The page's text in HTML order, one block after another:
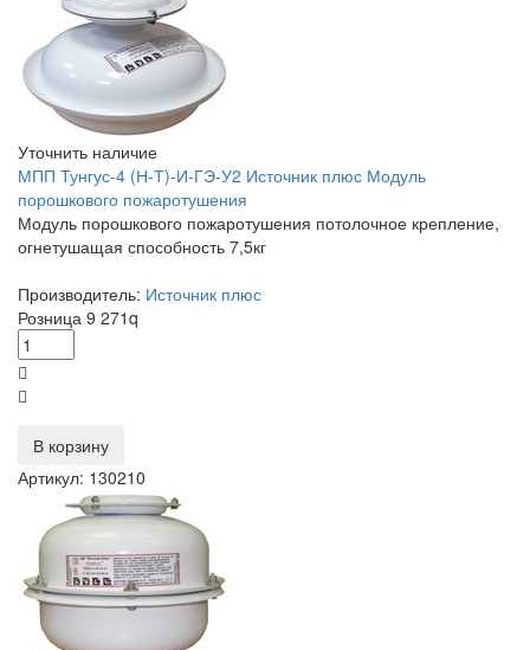
Уточнить наличие
МПП Тунгус-4 (Н-Т)-И-ГЭ-У2 Источник плюс Модуль
порошкового пожаротушения
Модуль порошкового пожаротушения потолочное крепление,
огнетушащая способность 7,5кг
Производитель: Источник плюс
Розница 9 271q
В корзину
Артикул: 130210